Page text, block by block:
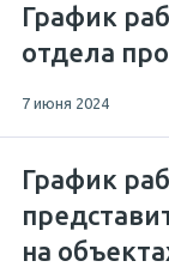
График
отдела
7 июня 2024
График
на